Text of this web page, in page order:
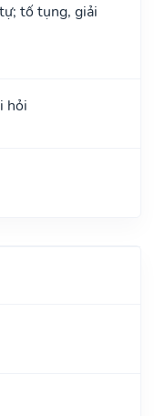
tố tụng, giải
hỏi